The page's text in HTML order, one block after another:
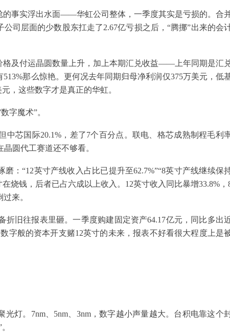
的事实浮出水面——华虹公司整体，一季度其实是亏损的。合
司层面的少数股东扛走了2.67亿亏损之后，“腾挪”出来的会
格及付运晶圆数量上升，加上本期汇兑收益——上年同期是汇
那么惊艳。更何况去年同期归母净利润仅375万美元，低
，这些数字才是真正的华虹。
字魔术”。
中芯国际20.1%，差了7个百分点。联电、格芯成熟制程毛利
晶圆代工赛道还不够看。
：“12英寸产线收入占比已提升至62.7%”“8英寸产线继续保
烧钱，后者已占六成以上收入。12英寸收入同比暴增33.8%，
来。
折旧往报表里砸。一季度购建固定资产64.17亿元，同比多出
字般的资本开支赌12英寸的未来，报表不好看很大程度上是
灯。7nm、5nm、3nm，数字越小声量越大。台积电靠这个